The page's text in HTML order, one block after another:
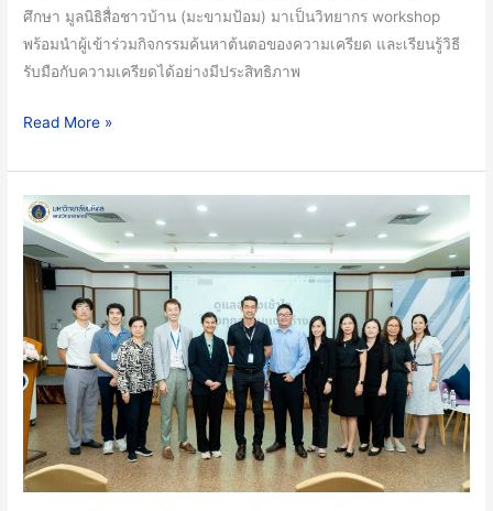
ศึกษา มูลนิธิสื่อชาวบ้าน (มะขามป้อม) มาเป็นวิทยากร workshop
พร้อมนำผู้เข้าร่วมกิจกรรมค้นหาต้นตอของความเครียด และเรียนรู้วิธี
รับมือกับความเครียดได้อย่างมีประสิทธิภาพ
Read More »
สภา
อาจารย์
งานการ
ศึกษา
หน่วย
พัฒนา
ทรัพยากร
บุคคล
คณะ
วิทยาศาสตร์